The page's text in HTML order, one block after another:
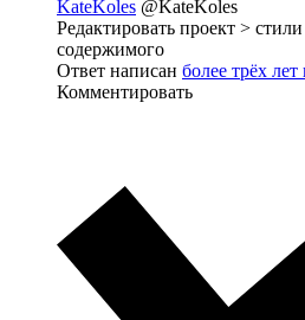
KateKoles @KateKoles
Редактировать проект >
содержимого
Ответ написан более трёх лет
Комментировать